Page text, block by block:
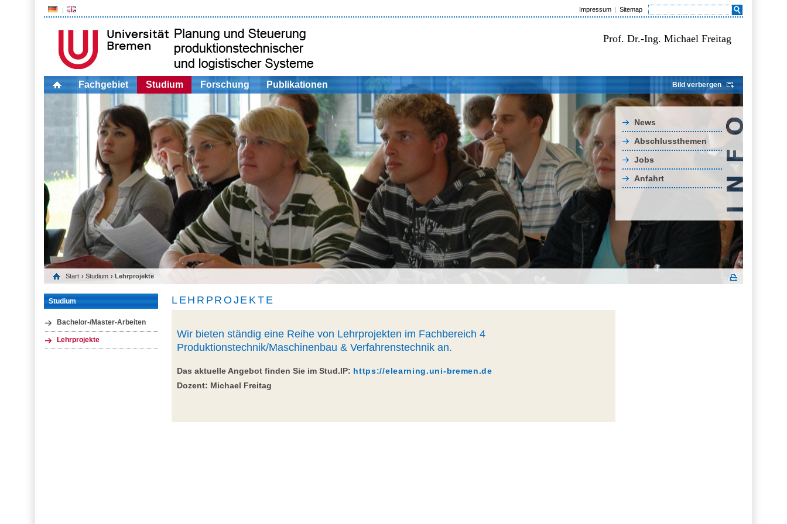
Impressum Sitemap
Prof. Dr.-Ing. Michael Freitag
Fachgebiet Studium Forschung Publikationen Bild verbergen
News
Abschlussthemen
Jobs
Anfahrt
Start › Studium › Lehrprojekte
Studium
Bachelor-/Master-Arbeiten
Lehrprojekte
LEHRPROJEKTE
Wir bieten ständig eine Reihe von Lehrprojekten im Fachbereich 4
Produktionstechnik/Maschinenbau & Verfahrenstechnik an.
Das aktuelle Angebot finden Sie im Stud.IP: https://elearning.uni-bremen.de
Dozent: Michael Freitag